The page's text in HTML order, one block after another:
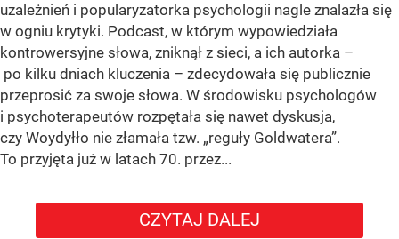
uzależnień i popularyzatorka psychologii nagle znalazła się
w ogniu krytyki. Podcast, w którym wypowiedziała
kontrowersyjne słowa, zniknął z sieci, a ich autorka –
po kilku dniach kluczenia – zdecydowała się publicznie
przeprosić za swoje słowa. W środowisku psychologów
i psychoterapeutów rozpętała się nawet dyskusja,
czy Woydyłło nie złamała tzw. „reguły Goldwatera”.
To przyjęta już w latach 70. przez...
CZYTAJ DALEJ